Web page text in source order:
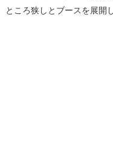
ところ狭しとブースを展開